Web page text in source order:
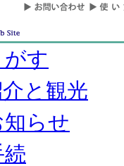
す
と観光
らせ